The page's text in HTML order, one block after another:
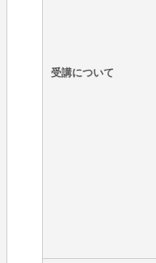
受講について